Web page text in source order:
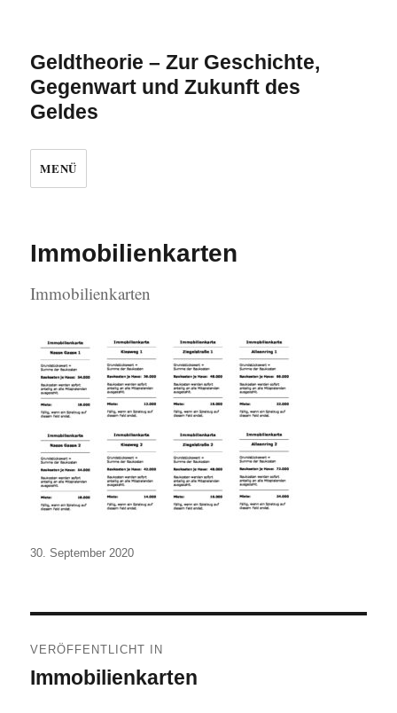
Geldtheorie – Zur Geschichte,
Gegenwart und Zukunft des
Geldes
MENÜ
Immobilienkarten
Immobilienkarten
Veröffentlicht
30. September 2020
VERÖFFENTLICHT IN
Immobilienkarten